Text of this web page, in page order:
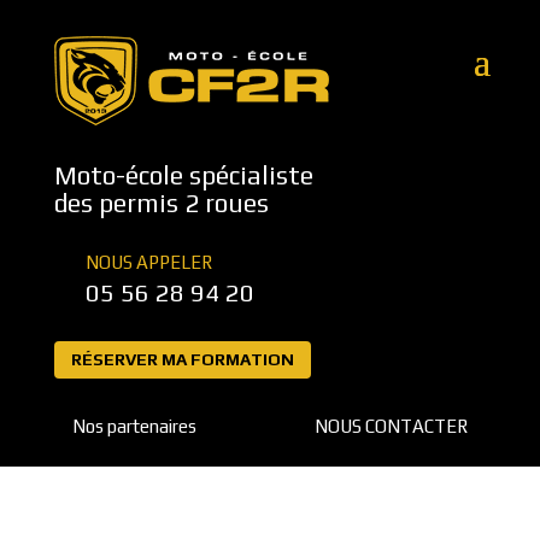
Moto-école spécialiste
des permis 2 roues
NOUS APPELER
05 56 28 94 20
RÉSERVER MA FORMATION
Nos partenaires NOUS CONTACTER